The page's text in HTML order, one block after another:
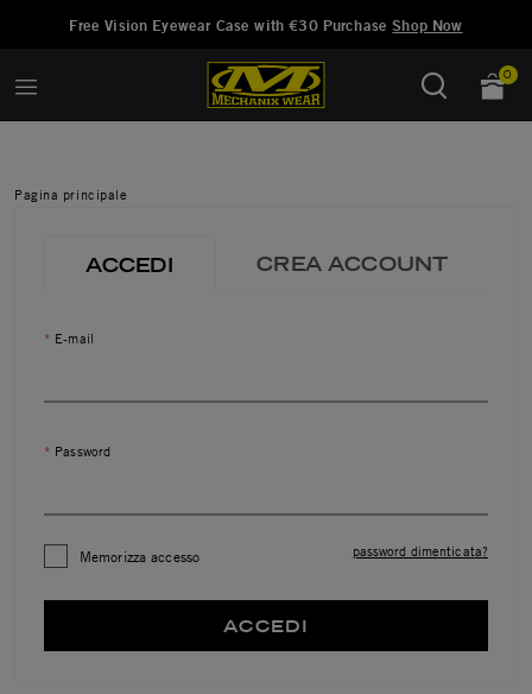
Free Vision Eyewear Case with €30 PurchaseShop Now
0
Pagina principale
ACCEDI CREA ACCOUNT
E-mail
Password
Memorizza accesso password dimenticata?
ACCEDI
Aggiunto a Gestisci Lista dei Desideri